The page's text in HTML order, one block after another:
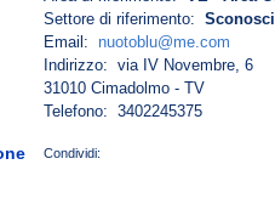
Settore di riferimento:
Email: nuotoblu@me.com
Indirizzo: via IV Novembre, 6
31010 Cimadolmo - TV
Telefono: 3402245375